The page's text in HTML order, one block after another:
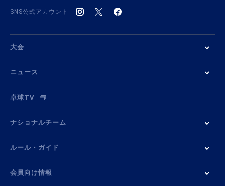
SNS公式アカウント
大会
ニュース
卓球TV
ナショナルチーム
ルール・ガイド
会員向け情報